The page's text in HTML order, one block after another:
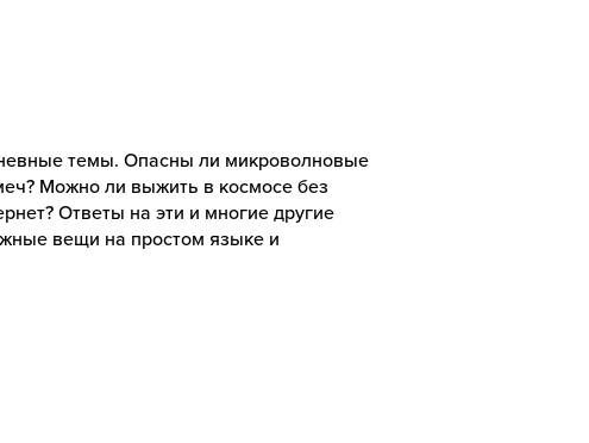
темы. Опасны ли микроволновые
Можно ли выжить в космосе без
Ответы на эти и многие другие
вещи на простом языке и